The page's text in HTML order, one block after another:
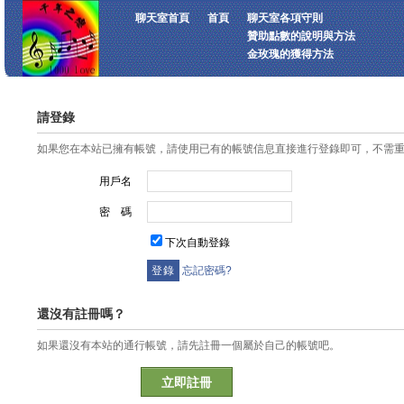
聊天室首頁 首頁
聊天室各項守則
贊助點數的說明與方法
金玫瑰的獲得方法
請登錄
如果您在本站已擁有帳號，請使用已有的帳號信息直接進行登錄即可，不需
用戶名
密 碼
下次自動登錄
忘記密碼?
還沒有註冊嗎？
如果還沒有本站的通行帳號，請先註冊一個屬於自己的帳號吧。
立即註冊